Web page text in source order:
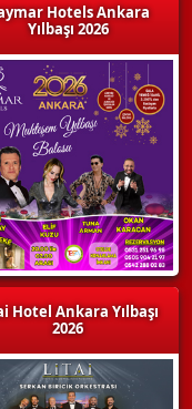
Hotels Ankara
Yılbaşı 2026
Hotel Ankara Yılbaşı
2026